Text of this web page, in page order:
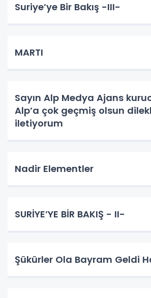
Suriye’ye Bir Bakış -III-
MARTI
Sayın Alp Medya Ajans
Alp’a çok geçmiş olsun
iletiyorum
Nadir Elementler
SURİYE’YE BİR BAKIŞ - II-
Şükürler Ola Bayram Geldi